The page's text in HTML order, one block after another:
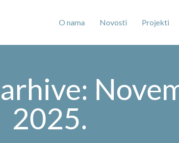
O nama Novosti Projekti
2025.